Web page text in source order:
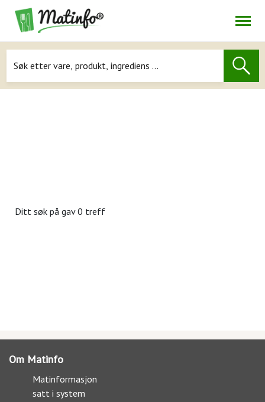
Navigasjon
Ditt søk på gav 0 treff
Om Matinfo
Matinformasjon
satt i system